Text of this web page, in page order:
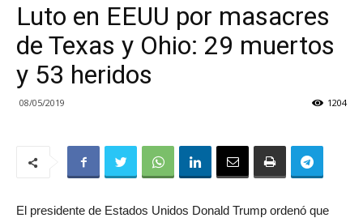
Luto en EEUU por masacres
de Texas y Ohio: 29 muertos
y 53 heridos
08/05/2019 1204
El presidente de Estados Unidos Donald Trump ordenó que